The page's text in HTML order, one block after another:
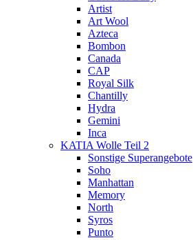
Artist
Art Wool
Azteca
Bombon
Canada
CAP
Royal Silk
Chantilly
Hydra
Gemini
Inca
KATIA Wolle Teil 2
Sonstige Superangebote
Soho
Manhattan
Memory
North
Syros
Punto